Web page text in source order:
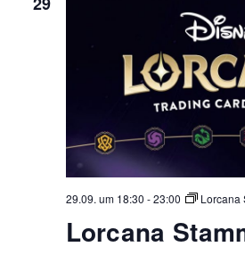
29.09. um 18:30 -23:00 Lorcana
Lorcana